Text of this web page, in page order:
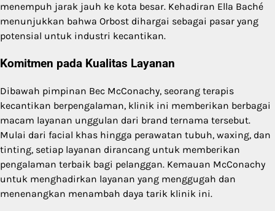
menempuh jarak jauh ke kota besar. Kehadiran Ella Baché
menunjukkan bahwa Orbost dihargai sebagai pasar yang
potensial untuk industri kecantikan.
Komitmen pada Kualitas Layanan
Dibawah pimpinan Bec McConachy, seorang terapis
kecantikan berpengalaman, klinik ini memberikan berbagai
macam layanan unggulan dari brand ternama tersebut.
Mulai dari facial khas hingga perawatan tubuh, waxing, dan
tinting, setiap layanan dirancang untuk memberikan
pengalaman terbaik bagi pelanggan. Kemauan McConachy
untuk menghadirkan layanan yang menggugah dan
menenangkan menambah daya tarik klinik ini.